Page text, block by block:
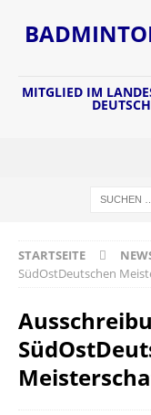
MITGLIED IM
STARTSEITE
SüdOstDeutschen